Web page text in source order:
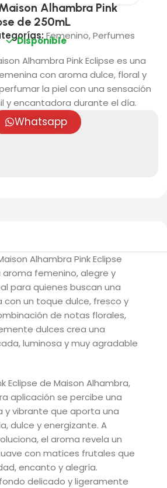
Alhambra Pink
de 250mL
Femenino, Perfumes
Disponible
Alhambra Pink Eclipse es una
con aroma dulce, floral y
la piel con una sensación
y encantadora durante el día.
Whatsapp
Alhambra Pink Eclipse
femenino, alegre y
para quienes buscan una
con un toque dulce, fresco y
de notas florales,
dulces crea una
luminosa y muy agradable
Eclipse de Maison Alhambra,
aplicación se percibe una
y vibrante que aporta una
dulce y energizante. A
el aroma revela un
con matices frutales que
encanto y alegría.
delicado y ligeramente